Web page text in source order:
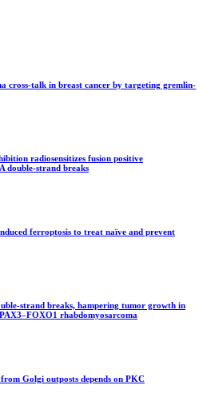
cross-talk in breast cancer by targeting gremlin-
radiosensitizes fusion positive
double-strand breaks
ferroptosis to treat naïve and prevent
strand breaks, hampering tumor growth in
rhabdomyosarcoma
Golgi outposts depends on PKC